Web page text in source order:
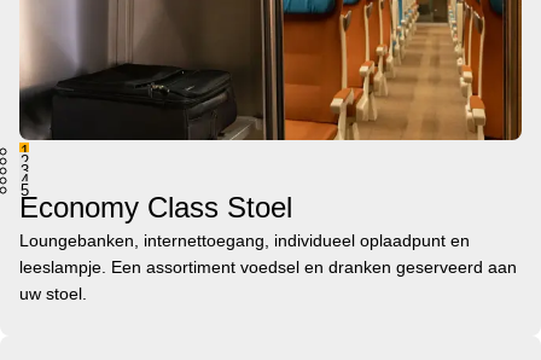
1
2
3
4
5
Economy Class Stoel
Loungebanken, internettoegang, individueel oplaadpunt en
leeslampje. Een assortiment voedsel en dranken geserveerd aan
uw stoel.